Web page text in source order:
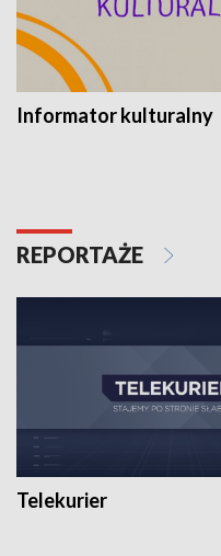
Informator kulturalny
REPORTAŻE
Telekurier